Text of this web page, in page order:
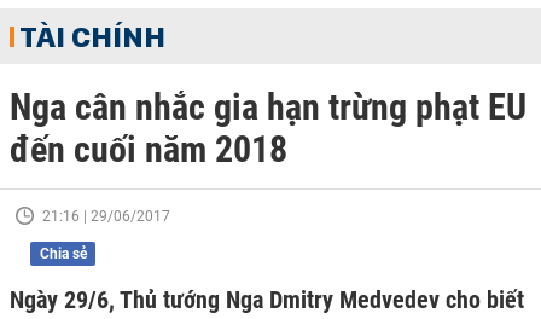
TÀI CHÍNH
Nga cân nhắc gia hạn trừng phạt EU
đến cuối năm 2018
21:16 | 29/06/2017
Chia sẻ
Ngày 29/6, Thủ tướng Nga Dmitry Medvedev cho biết